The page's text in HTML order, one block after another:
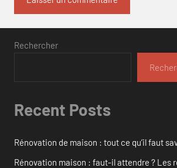
Rechercher
Recent Posts
Rénovation de maison : tout ce qu’il faut
Rénovation maison : faut-il attendre ? Les